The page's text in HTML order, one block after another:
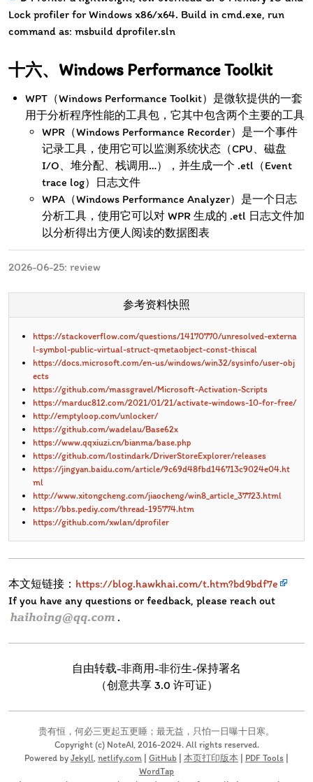
Lock profiler for Windows x86/x64. Build in cmd.exe, run
command as: msbuild dprofiler.sln
Windows Performance Toolkit
WPT（Windows Performance Toolkit）是微软提供的一套
用于分析程序性能的工具包，它其中包含两个主要的工具
WPR（Windows Performance Recorder）是一个事件
记录工具，使用它可以监测系统状态（CPU、磁盘
I/O、堆分配、栈调用…），并生成一个 .etl（Event
trace log）日志文件
WPA（Windows Performance Analyzer）是一个日志
分析工具，使用它可以对 WPR 生成的 .etl 日志文件加
以分析得出方便人阅读的数据图表
2026-06-25: review
参考资料快照
https://stackoverflow.com/questions/14170770/unresolved-externa
l-symbol-public-virtual-struct-qmetaobject-const-thiscal
https://docs.microsoft.com/en-us/windows/win32/sysinfo/user-obj
ects
https://github.com/massgravel/Microsoft-Activation-Scripts
https://marduc812.com/2021/01/21/activate-windows-10-for-free/
http://emptyloop.com/unlocker/
https://github.com/wadelau/Base62x
https://www.qqxiuzi.cn/bianma/base.php
https://github.com/lostindark/DriverStoreExplorer/releases
https://jingyan.baidu.com/article/9c69d48fbd146713c9024e04.ht
ml
http://www.xitongcheng.com/jiaocheng/win8_article_37723.html
https://bbs.pediy.com/thread-195774.htm
https://github.com/xwlan/dprofiler
本文短链接： https://blog.hawkhai.com/t.htm?bd9bdf7e
If you have any questions or feedback, please reach out
.
自由转载-非商用-非衍生-保持署名
（创意共享 3.0 许可证）
贵有恒，何必三更起五更睡；最无益，只怕一日曝十日寒。
Copyright (c) NoteAI, 2016-2024. All rights reserved.
Powered by Jekyll, netlify.com GitHub 本页打印版本 PDF Tools
WordTap